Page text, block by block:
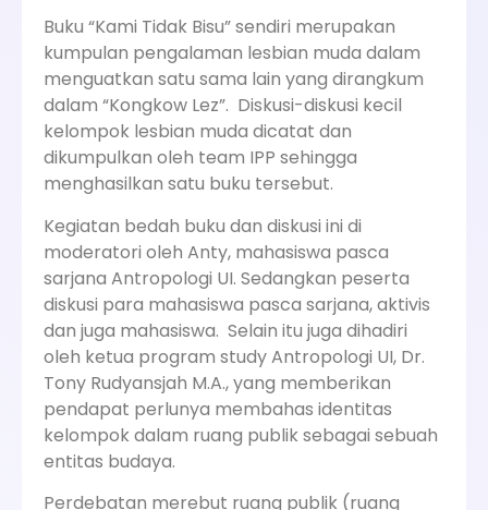
Buku “Kami Tidak Bisu” sendiri merupakan
kumpulan pengalaman lesbian muda dalam
menguatkan satu sama lain yang dirangkum
dalam “Kongkow Lez”. Diskusi-diskusi kecil
kelompok lesbian muda dicatat dan
dikumpulkan oleh team IPP sehingga
menghasilkan satu buku tersebut.
Kegiatan bedah buku dan diskusi ini di
moderatori oleh Anty, mahasiswa pasca
sarjana Antropologi UI. Sedangkan peserta
diskusi para mahasiswa pasca sarjana, aktivis
dan juga mahasiswa. Selain itu juga dihadiri
oleh ketua program study Antropologi UI, Dr.
Tony Rudyansjah M.A., yang memberikan
pendapat perlunya membahas identitas
kelompok dalam ruang publik sebagai sebuah
entitas budaya.
Perdebatan merebut ruang publik (ruang